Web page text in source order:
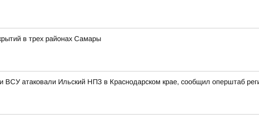
в трех районах Самары
ВСУ атаковали Ильский НПЗ в Краснодарском крае, сообщил оперштаб